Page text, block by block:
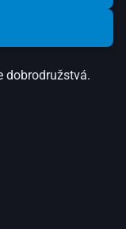
dobrodružstvá.